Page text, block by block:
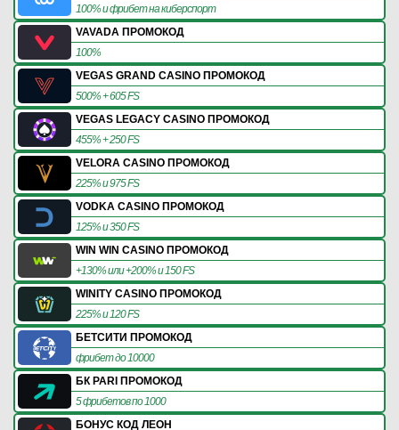
100% и фрибет на киберспорт
VAVADA ПРОМОКОД
100%
VEGAS GRAND CASINO ПРОМОКОД
500% + 605 FS
VEGAS LEGACY CASINO ПРОМОКОД
455% + 250 FS
VELORA CASINO ПРОМОКОД
225% и 975 FS
VODKA CASINO ПРОМОКОД
125% и 350 FS
WIN WIN CASINO ПРОМОКОД
+130% или +200% и 150 FS
WINITY CASINO ПРОМОКОД
225% и 120 FS
БЕТСИТИ ПРОМОКОД
фрибет до 10000
БК PARI ПРОМОКОД
5 фрибетов по 1000
БОНУС КОД ЛЕОН